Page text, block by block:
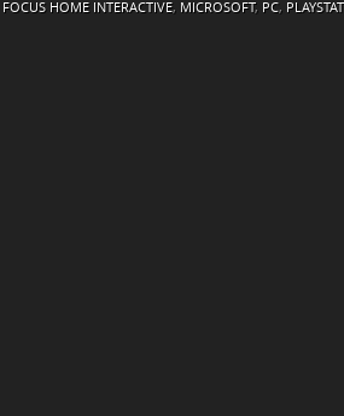
FOCUS HOME INTERACTIVE, MICROSOFT, PC,